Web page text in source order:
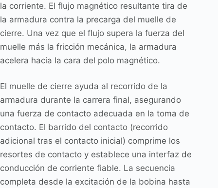
la corriente. El flujo magnético resultante tira de
la armadura contra la precarga del muelle de
cierre. Una vez que el flujo supera la fuerza del
muelle más la fricción mecánica, la armadura
acelera hacia la cara del polo magnético.
El muelle de cierre ayuda al recorrido de la
armadura durante la carrera final, asegurando
una fuerza de contacto adecuada en la toma de
contacto. El barrido del contacto (recorrido
adicional tras el contacto inicial) comprime los
resortes de contacto y establece una interfaz de
conducción de corriente fiable. La secuencia
completa desde la excitación de la bobina hasta